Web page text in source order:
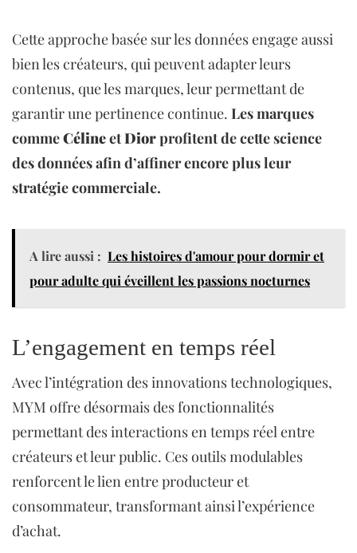
Cette approche basée sur les données engage aussi
bien les créateurs, qui peuvent adapter leurs
contenus, que les marques, leur permettant de
garantir une pertinence continue. Les marques
commeCélineetDiorprofitent de cette science
des données afin d’affiner encore plus leur
stratégie commerciale.
A lire aussi : Les histoires d'amour pour dormir et
pour adulte qui éveillent les passions nocturnes
L’engagement en temps réel
Avec l’intégration des innovations technologiques,
MYM offre désormais des fonctionnalités
permettant des interactions en temps réel entre
créateurs et leur public. Ces outils modulables
renforcent le lien entre producteur et
consommateur, transformant ainsi l’expérience
d’achat.